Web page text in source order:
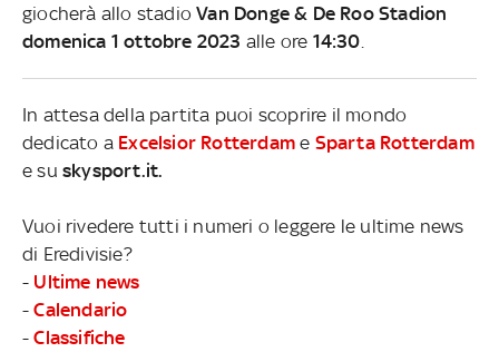
giocherà allo stadioVan Donge & De Roo Stadion
domenica 1 ottobre 2023 alle ore 14:30
In attesa della partita puoi scoprire il mondo
dedicato a Excelsior Rotterdam e Sparta Rotterdam
e su skysport.it.
Vuoi rivedere tutti i numeri o leggere le ultime news
di Eredivisie?
- Ultime news
-Calendario
-Classifiche